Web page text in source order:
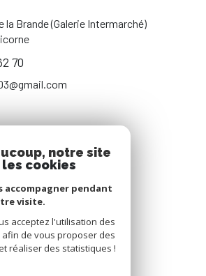
la Brande (Galerie Intermarché)
70
NOUS SUIVRE
notre site
cookies
accompagner pendant
visite.
acceptez l'utilisation des
de vous proposer des
réaliser des statistiques !